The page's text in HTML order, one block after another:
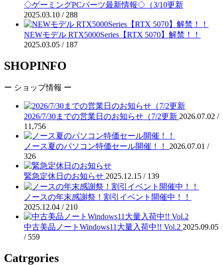
◇ゲーミングPCパーツ最新情報◇（3/10更新
2025.03.10 / 288
NEWモデル RTX5000Series【RTX 5070】解禁！！
2025.03.05 / 187
SHOPINFO
ー ショップ情報 ー
2026/7/30までの営業日のお知らせ（7/2更新 2026.07.02 /
11,756
ノース夏のパソコン特価セール開催！！ 2026.07.01 /
326
緊急定休日のお知らせ 2025.12.15 / 139
ノースの年末感謝祭！割引イベント開催中！！
2025.12.04 / 210
中古美品ノートWindows11大量入荷中!! Vol.2 2025.09.05
/ 559
Catrgories